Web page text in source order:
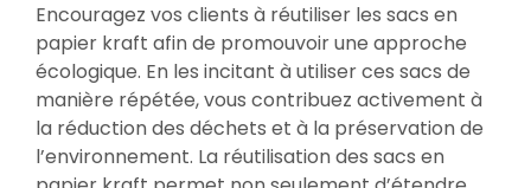
Encouragez vos clients à réutiliser les sacs en
papier kraft afin de promouvoir une approche
écologique. En les incitant à utiliser ces sacs de
manière répétée, vous contribuez activement à
la réduction des déchets et à la préservation de
l’environnement. La réutilisation des sacs en